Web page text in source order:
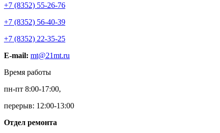
+7 (8352) 55-26-76
+7 (8352) 56-40-39
+7 (8352) 22-35-25
E-mail: mt@21mt.ru
Время работы
пн-пт 8:00-17:00,
перерыв: 12:00-13:00
Отдел ремонта